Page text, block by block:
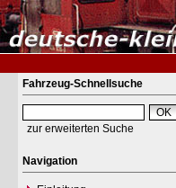
Fahrzeug-Schnellsuche
zur erweiterten Suche
Navigation